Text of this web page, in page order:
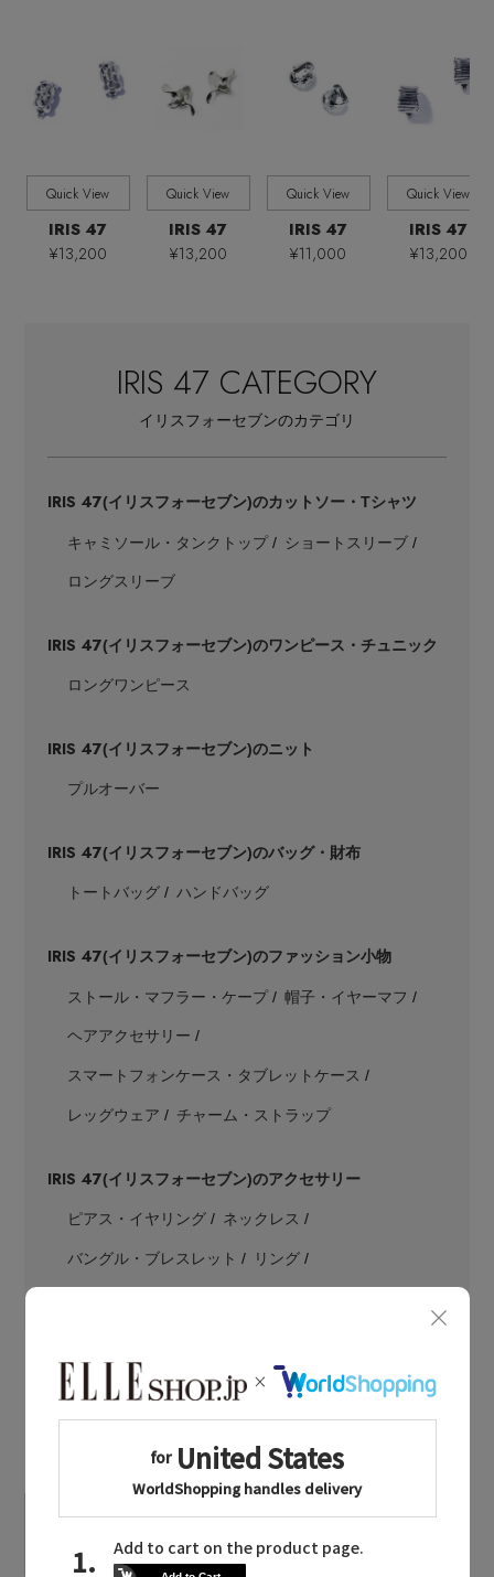
【エディターズ・エッセンシャル】
ベーシックとトレンドが交差する16の名品
Stay inthe Loop
価格 全ての価格
Quick View
IRIS 47
¥13,200
Quick View
IRIS 47
¥13,200
Quick View
IRIS 47
¥11,000
Quick View
IRIS 47
¥13,200
IRIS 47 CATEGORY
イリスフォーセブンのカテゴリ
IRIS 47(イリスフォーセブン)のカットソー・Tシャツ
キャミソール・タンクトップ ショートスリーブ
ロングスリーブ
IRIS 47(イリスフォーセブン)のワンピース・チュニック
ロングワンピース
IRIS 47(イリスフォーセブン)のニット
プルオーバー
IRIS 47(イリスフォーセブン)のバッグ・財布
トートバッグ ハンドバッグ
IRIS 47(イリスフォーセブン)のファッション小物
ストール・マフラー・ケープ 帽子・イヤーマフ
ヘアアクセサリー
スマートフォンケース・タブレットケース
レッグウェア チャーム・ストラップ
IRIS 47(イリスフォーセブン)のアクセサリー
ピアス・イヤリング ネックレス
バングル・ブレスレット リング
LATEST TOPICS